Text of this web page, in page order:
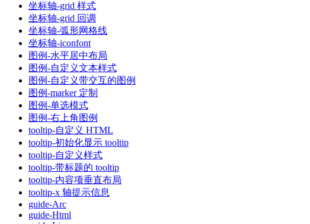
坐标轴-grid 样式
坐标轴-grid 回调
坐标轴-弧形网格线
坐标轴-iconfont
图例-水平居中布局
图例-自定义文本样式
图例-自定义带交互的图例
图例-marker 定制
图例-单选模式
图例-右上角图例
tooltip-自定义 HTML
tooltip-初始化显示 tooltip
tooltip-自定义样式
tooltip-带标题的 tooltip
tooltip-内容项垂直布局
tooltip-x 轴提示信息
guide-Arc
guide-Html